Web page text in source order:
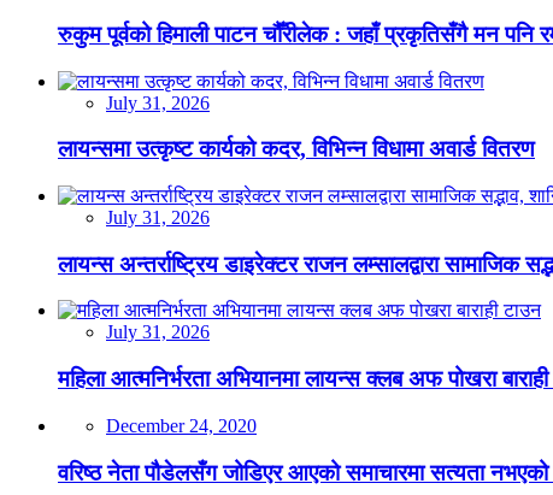
रुकुम पूर्वको हिमाली पाटन चौँरीलेक : जहाँ प्रकृतिसँगै मन पनि
July 31, 2026
लायन्समा उत्कृष्ट कार्यको कदर, विभिन्न विधामा अवार्ड वितरण
July 31, 2026
लायन्स अन्तर्राष्ट्रिय डाइरेक्टर राजन लम्सालद्वारा सामाजिक
July 31, 2026
महिला आत्मनिर्भरता अभियानमा लायन्स क्लब अफ पोखरा
December 24, 2020
वरिष्ठ नेता पौडेलसँग जोडिएर आएको समाचारमा सत्यता